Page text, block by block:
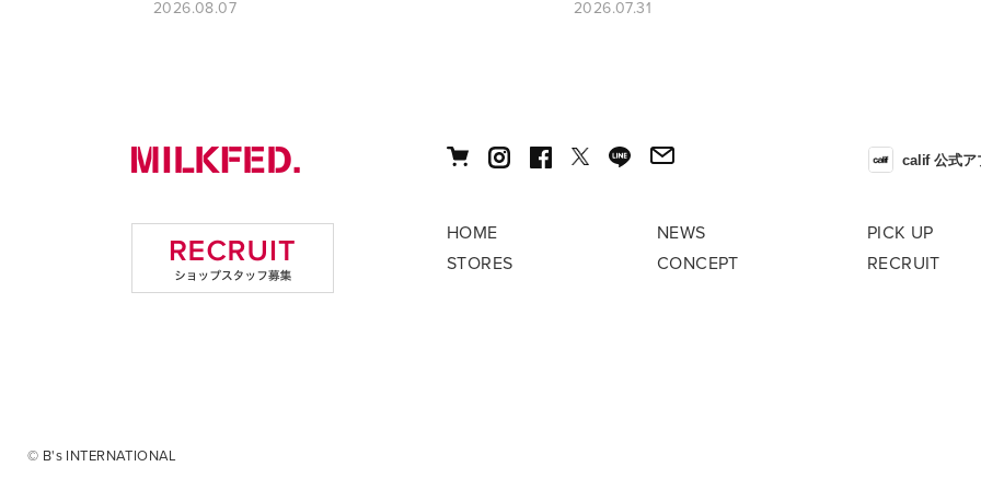
2026.08.07 2026.07.31
HOME NEWS
PICK UP
STORES
CONCEPT RECRUIT
calif 公式ア
© B's INTERNATIONAL